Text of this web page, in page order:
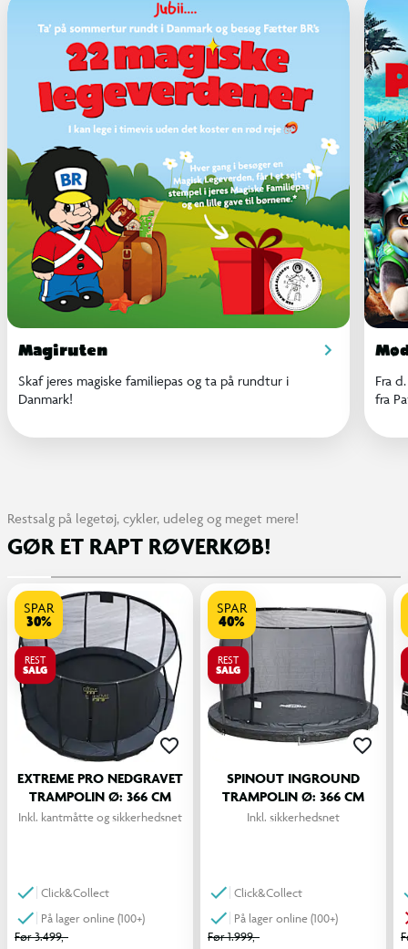
Magiruten
Skaf jeres magiske familiepas og ta på rundtur i
Danmark!
Fra
fra
Restsalg på legetøj, cykler, udeleg og meget mere!
GØR ET RAPT RØVERKØB!
SPAR
30%
REST
SALG
EXTREME PRO NEDGRAVET
TRAMPOLIN Ø: 366 CM
Inkl. kantmåtte og sikkerhedsnet
Click&Collect
På lager online (100+)
Før 3.499,-
SPAR
40%
REST
SALG
SPINOUT INGROUND
TRAMPOLIN Ø: 366 CM
Inkl. sikkerhedsnet
Click&Collect
På lager online (100+)
Før 1.999,-